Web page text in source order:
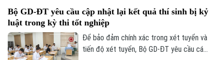
(24/7/2026). Các điểm tiếp nhận hồ sơ
được yêu cầu tuyệt đối không để chậm
muộn hoặc bỏ sót đơn thư của thí sinh.
Bộ GD-ĐT yêu cầu cập nhật lại kết quả thí sinh bị kỷ
luật trong kỳ thi tốt nghiệp
Để bảo đảm chính xác trong xét tuyển và
tiến độ xét tuyển, Bộ GD-ĐT yêu cầu các